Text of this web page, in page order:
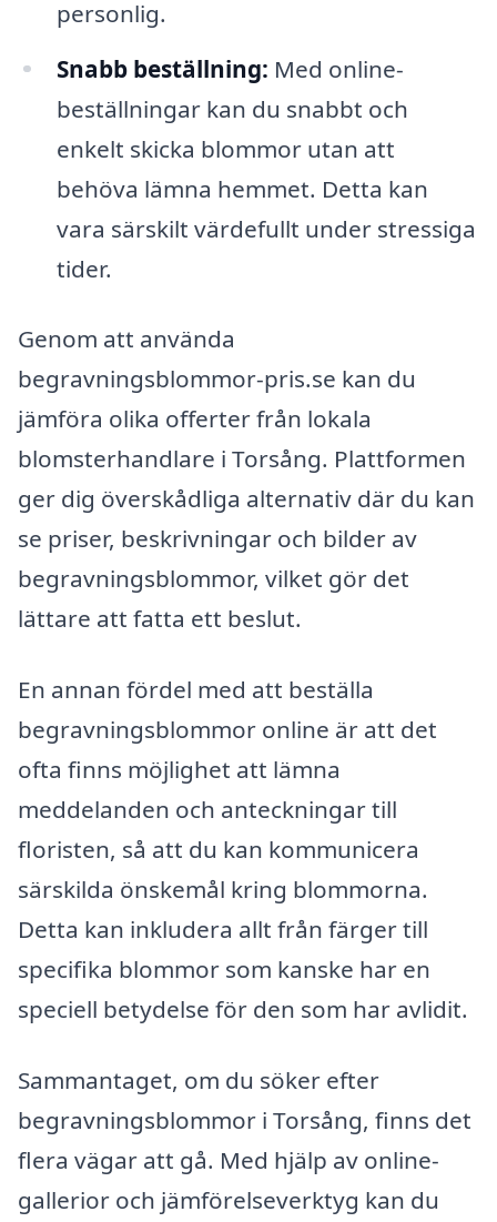
personlig.
Snabb beställning: Med online-
beställningar kan du snabbt och
enkelt skicka blommor utan att
behöva lämna hemmet. Detta kan
vara särskilt värdefullt under stressiga
tider.
Genom att använda
begravningsblommor-pris.se kan du
jämföra olika offerter från lokala
blomsterhandlare i Torsång. Plattformen
ger dig överskådliga alternativ där du kan
se priser, beskrivningar och bilder av
begravningsblommor, vilket gör det
lättare att fatta ett beslut.
En annan fördel med att beställa
begravningsblommor online är att det
ofta finns möjlighet att lämna
meddelanden och anteckningar till
floristen, så att du kan kommunicera
särskilda önskemål kring blommorna.
Detta kan inkludera allt från färger till
specifika blommor som kanske har en
speciell betydelse för den som har avlidit.
Sammantaget, om du söker efter
begravningsblommor i Torsång, finns det
flera vägar att gå. Med hjälp av online-
gallerior och jämförelseverktyg kan du